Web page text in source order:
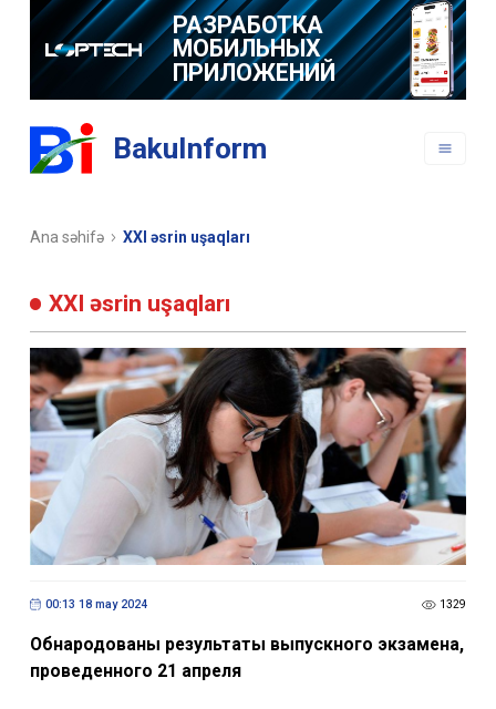
РАЗРАБОТКА
МОБИЛЬНЫХ
ПРИЛОЖЕНИЙ
BakuInform
Ana səhifə XXI əsrin uşaqları
XXI əsrin uşaqları
00:13 18 may 2024 1329
Обнародованы результаты выпускного экзамена,
проведенного 21 апреля